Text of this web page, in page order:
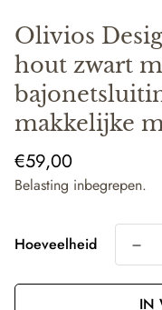
Olivios
hout zwart
makkelijke
Normale
prijs
€59,00
Belasting inbegrepen.
Hoeveelheid
IN